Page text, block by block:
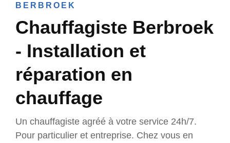
BERBROEK
Chauffagiste Berbroek
- Installation et
réparation en
chauffage
Un chauffagiste agréé à votre service 24h/7.
Pour particulier et entreprise. Chez vous en